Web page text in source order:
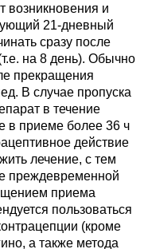
возникновения и
21-дневный
сразу после
на 8 день). Обычно
прекращения
В случае пропуска
в течение
в приеме более 36 ч
действие
лечение, с тем
преждевременной
приема
пользоваться
(кроме
а также метода